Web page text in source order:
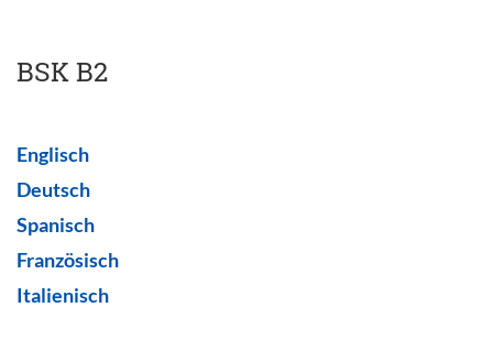
BSK B2
Englisch
Deutsch
Spanisch
Französisch
Italienisch